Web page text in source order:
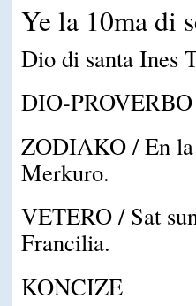
Ye la 10ma di
Dio di santa Ines
DIO-
ZODIAKO / En la
Merkuro.
VETERO / Sat
Francilia.
KONCIZE